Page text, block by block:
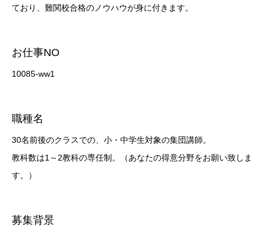
ており、難関校合格のノウハウが身に付きます。
お仕事NO
10085-ww1
職種名
30名前後のクラスでの、小・中学生対象の集団講師。
教科数は1～2教科の専任制。（あなたの得意分野をお願い致しま
す。）
募集背景